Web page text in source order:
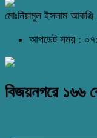
মোঃনিয়ামুল ইসলাম আকঞ্জি
আপডেট সময় :
বিজয়নগরে ১৬৬